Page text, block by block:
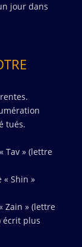
jour dans
tués.
Tav » (lettre
« Shin »
Zain » (lettre
écrit plus